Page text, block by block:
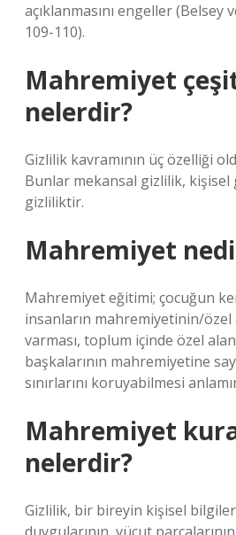
açıklanmasını engeller (Belsey
109-110).
Mahremiyet
nelerdir?
Gizlilik kavramının üç özelliği
Bunlar mekansal gizlilik, kişisel
gizliliktir.
Mahremiyet
Mahremiyet eğitimi; çocuğun
insanların mahremiyetinin/özel
varması, toplum içinde özel
başkalarının mahremiyetine
sınırlarını koruyabilmesi
Mahremiyet
nelerdir?
Gizlilik, bir bireyin kişisel